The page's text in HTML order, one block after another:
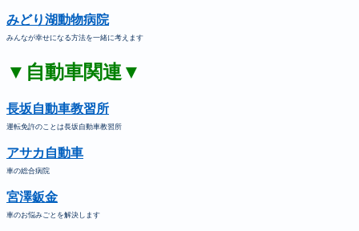
みどり湖動物病院
みんなが幸せになる方法を一緒に考えます
▼自動車関連▼
長坂自動車教習所
運転免許のことは長坂自動車教習所
アサカ自動車
車の総合病院
宮澤鈑金
車のお悩みごとを解決します